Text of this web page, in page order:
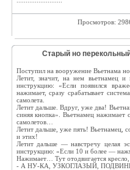
Просмотров:
Старый но
Поступил на вооружение Вьетнама
Летит, значит, на нем вьетнамец и
инструкцию: «Если появился
нажимает, сразу срабатывает
самолета.
Летит дальше. Вдруг, уже два!
синяя кнопка». Вьетнамец
самолетов…
Летит дальше, уже пять! Вьетнамец,
и этих!
Летит дальше — навстречу целая
инструкцию: «Если 10 и более —
Hажимает… Тут отодвигается
- А HУ-КА, УЗКОГЛАЗЫЙ,